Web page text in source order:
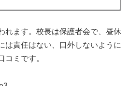
れます。校長は保護者会で、昼休
は責任はない、口外しないように
コミです。